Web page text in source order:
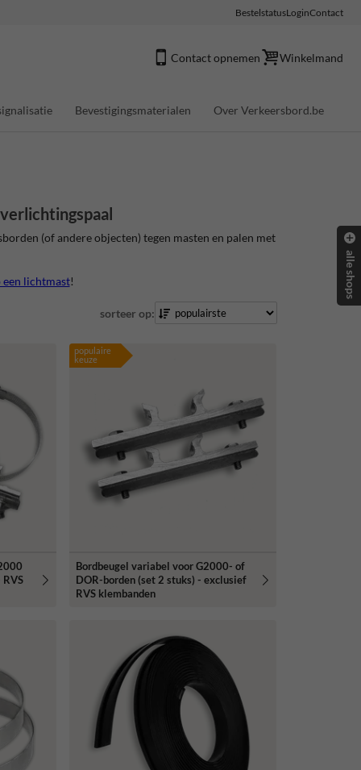
BestelstatusLoginContact
Contact opnemen Winkelmand
Bevestigingsmaterialen Over Verkeersbord.be
(of andere objecten) tegen masten en palen met
een lichtmast!
sorteer op:
populaire
keuze
Bordbeugel variabel voor G2000- of
DOR-borden (set 2 stuks) - exclusief
RVS klembanden
alle shops